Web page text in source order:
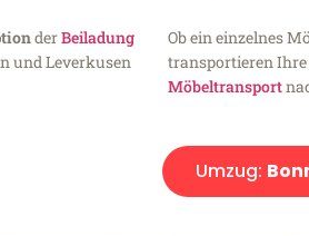
derBeiladung
und Leverkusen
Ob ein einzelnes
transportieren
Möbeltransport
Umzug: